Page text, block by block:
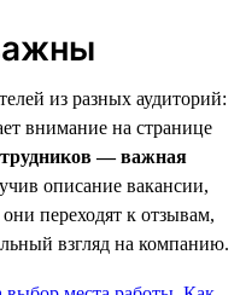
из разных аудиторий:
внимание на странице
— важная
описание вакансии,
переходят к отзывам,
взгляд на компанию.